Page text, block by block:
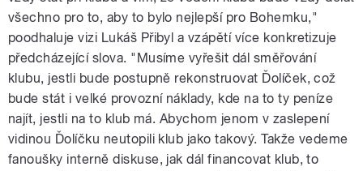
všechno pro to, aby to bylo nejlepší pro Bohemku,"
poodhaluje vizi Lukáš Přibyl a vzápětí více konkretizuje
předcházející slova. "Musíme vyřešit dál směřování
klubu, jestli bude postupně rekonstruovat Ďolíček, což
bude stát i velké provozní náklady, kde na to ty peníze
najít, jestli na to klub má. Abychom jenom v zaslepení
vidinou Ďolíčku neutopili klub jako takový. Takže vedeme
fanoušky interně diskuse, jak dál financovat klub, to